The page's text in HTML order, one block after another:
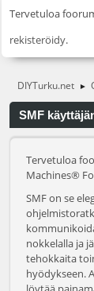
Tervetuloa
rekisteröidy.
DIYTurku.net ►
SMF
Tervetuloa
Machines®
SMF on se
nokkelalla ja
tehokkaita
hyödykseen.